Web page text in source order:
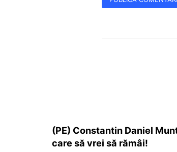
(PE) Constantin Daniel
care să vrei să rămâi!